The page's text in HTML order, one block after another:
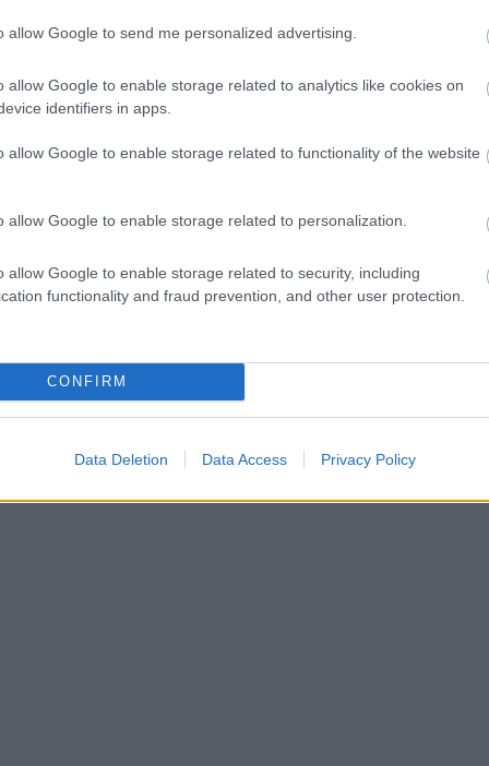
allow Google to send me personalized advertising.
allow Google to enable storage related to analytics like cookies on
identifiers in apps.
allow Google to enable storage related to functionality of the website
allow Google to enable storage related to personalization.
allow Google to enable storage related to security, including
functionality and fraud prevention, and other user protection.
CONFIRM
Data Deletion Data Access Privacy Policy
23 του Παναθηναϊκού. Μάλιστα το περσινό
έβαζαν τις βάσεις για την είσοδό τους στα
Παπαδημητρίου), φέτος είχαμε και «μεταγραφές»
των αιωνίων Μαρούλης και Στιβαχτής. Οι δύο
πασαδόρους και ο Στιβαχτής πέρασε στα
στην Κυψέλη.
#ΟΛΥΜΠΙΑΚΟΣ Σ.Φ.Π. #ΠΑΝΑΘΗΝΑΪΚΟΣ